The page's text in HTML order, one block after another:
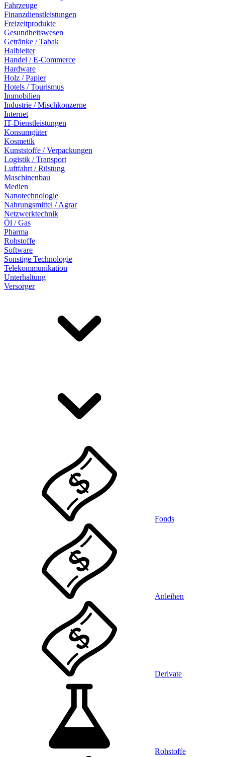
Fahrzeuge
Finanzdienstleistungen
Freizeitprodukte
Gesundheitswesen
Getränke / Tabak
Halbleiter
Handel / E-Commerce
Hardware
Holz / Papier
Hotels / Tourismus
Immobilien
Industrie / Mischkonzerne
Internet
IT-Dienstleistungen
Konsumgüter
Kosmetik
Kunststoffe / Verpackungen
Logistik / Transport
Luftfahrt / Rüstung
Maschinenbau
Medien
Nanotechnologie
Nahrungsmittel / Agrar
Netzwerktechnik
Öl / Gas
Pharma
Rohstoffe
Software
Sonstige Technologie
Telekommunikation
Unterhaltung
Versorger
Fonds
Anleihen
Derivate
Rohstoffe